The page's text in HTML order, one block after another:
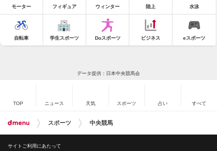
モーター フィギュア ウィンター 陸上 水泳
自転車 学生スポーツ Doスポーツ ビジネス eスポーツ
データ提供：日本中央競馬会
TOP ニュース 天気 スポーツ 占い すべて
スポーツ 中央競馬
サイトご利用にあたって